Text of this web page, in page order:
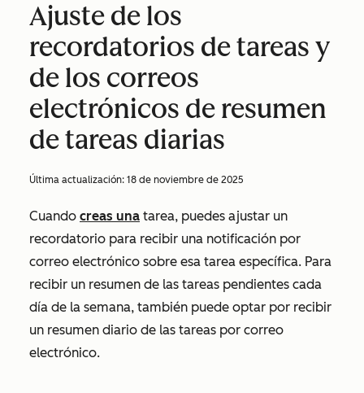
Ajuste de los
recordatorios de tareas y
de los correos
electrónicos de resumen
de tareas diarias
Última actualización: 18 de noviembre de 2025
Cuando creas una tarea, puedes ajustar un
recordatorio para recibir una notificación por
correo electrónico sobre esa tarea específica. Para
recibir un resumen de las tareas pendientes cada
día de la semana, también puede optar por recibir
un resumen diario de las tareas por correo
electrónico.